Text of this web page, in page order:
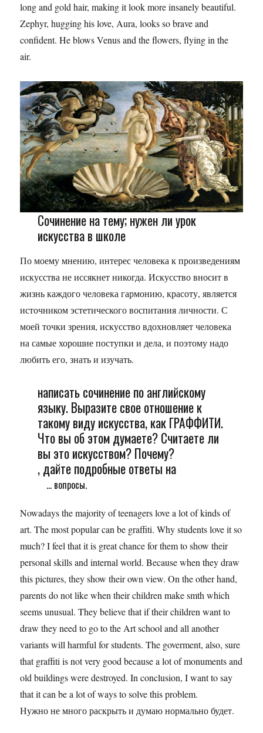
long and gold hair, making it look more insanely beautiful.
Zephyr, hugging his love, Aura, looks so brave and
confident. He blows Venus and the flowers, flying in the
air.
Сочинение на тему; нужен ли урок
искусства в школе
По моему мнению, интерес человека к произведениям
искусства не иссякнет никогда. Искусство вносит в
жизнь каждого человека гармонию, красоту, является
источником эстетического воспитания личности. С
моей точки зрения, искусство вдохновляет человека
на самые хорошие поступки и дела, и поэтому надо
любить его, знать и изучать.
написать сочинение по английскому
языку. Выразите свое отношение к
такому виду искусства, как ГРАФФИТИ.
Что вы об этом думаете? Считаете ли
вы это искусством? Почему?
, дайте подробные ответы на
... вопросы.
Nowadays the majority of teenagers love a lot of kinds of
art. The most popular can be graffiti. Why students love it so
much? I feel that it is great chance for them to show their
personal skills and internal world. Because when they draw
this pictures, they show their own view. On the other hand,
parents do not like when their children make smth which
seems unusual. They believe that if their children want to
draw they need to go to the Art school and all another
variants will harmful for students. The goverment, also, sure
that graffiti is not very good because a lot of monuments and
old buildings were destroyed. In conclusion, I want to say
that it can be a lot of ways to solve this problem.
Нужно не много раскрыть и думаю нормально будет.